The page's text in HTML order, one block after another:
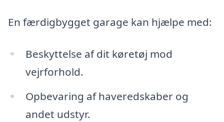
En færdigbygget garage kan hjælpe med:
Beskyttelse af dit køretøj mod
vejrforhold.
Opbevaring af haveredskaber og
andet udstyr.